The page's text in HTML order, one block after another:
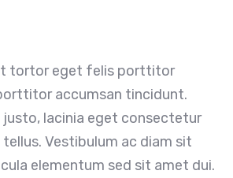
tortor eget felis porttitor
accumsan tincidunt.
justo, lacinia eget consectetur
Vestibulum ac diam sit
elementum sed sit amet dui.